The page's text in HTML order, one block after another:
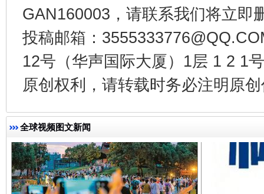
GAN160003，请联系我们将立即
投稿邮箱：
12号（华声国际大厦）1层 1 2 1
原创权利，请转载时务必注明原
全球视频图文新闻